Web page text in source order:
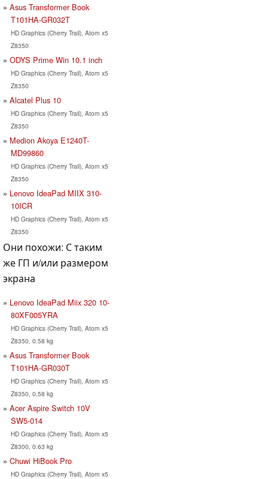
Asus Transformer Book
T101HA-GR032T
HD Graphics (Cherry Trail), Atom x5
Z8350
ODYS Prime Win 10.1 inch
HD Graphics (Cherry Trail), Atom x5
Z8350
Alcatel Plus 10
HD Graphics (Cherry Trail), Atom x5
Z8350
Medion Akoya E1240T-
MD99860
HD Graphics (Cherry Trail), Atom x5
Z8350
Lenovo IdeaPad MIIX 310-
10ICR
HD Graphics (Cherry Trail), Atom x5
Z8350
Они похожи: С таким
же ГП и/или размером
экрана
Lenovo IdeaPad Miix 320 10-
80XF005YRA
HD Graphics (Cherry Trail), Atom x5
Z8350, 0.58 kg
Asus Transformer Book
T101HA-GR030T
HD Graphics (Cherry Trail), Atom x5
Z8350, 0.58 kg
Acer Aspire Switch 10V
SW5-014
HD Graphics (Cherry Trail), Atom x5
Z8300, 0.63 kg
Chuwi HiBook Pro
HD Graphics (Cherry Trail), Atom x5